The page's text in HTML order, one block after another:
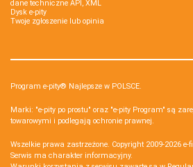
dane techniczne API, XML
Dysk e-pity
Twoje zgłoszenie lub opinia
Program e-pity® Najlepsze w POLSCE.
Marki: "e-pity po prostu" oraz "e-pity Program" są
towarowymi i podlegają ochronie prawnej.
Wszelkie prawa zastrzeżone. Copyright 2009-2026 e-
Serwis ma charakter informacyjny.